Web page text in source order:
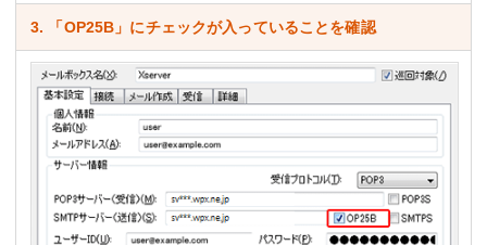
3. 「OP25B」にチェックが入っていることを確認